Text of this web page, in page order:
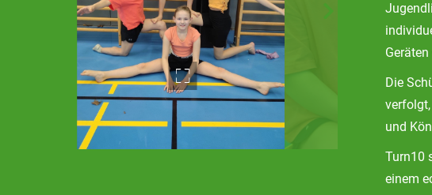
Die
und
Turn10
einem